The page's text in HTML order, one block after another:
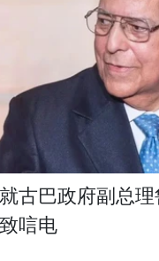
古巴政府副总
唁电